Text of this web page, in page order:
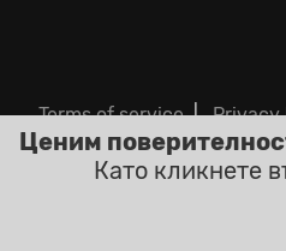
Terms of service|Privacy
©2026 ClouDNS
Ценим
Като кликнете